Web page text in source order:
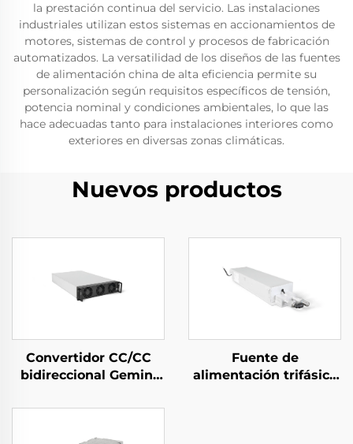
la prestación continua del servicio. Las instalaciones
industriales utilizan estos sistemas en accionamientos de
motores, sistemas de control y procesos de fabricación
automatizados. La versatilidad de los diseños de las fuentes
de alimentación china de alta eficiencia permite su
personalización según requisitos específicos de tensión,
potencia nominal y condiciones ambientales, lo que las
hace adecuadas tanto para instalaciones interiores como
exteriores en diversas zonas climáticas.
Nuevos productos
Convertidor CC/CC
bidireccional Gemini
Fuente de
alimentación trifásica